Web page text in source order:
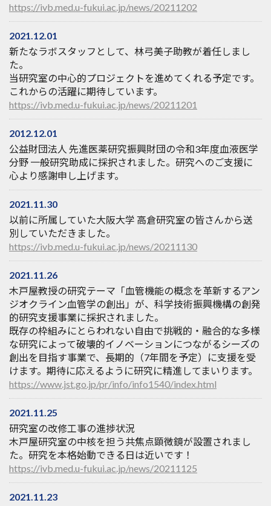
https://ivb.med.u-fukui.ac.jp/news/20211202
2021.12.01
新たなラボスタッフとして、林弓美子助教が着任しまし
た。
当研究室の中心的プロジェクトを進めてくれる予定です。
これからの活躍に期待しています。
https://ivb.med.u-fukui.ac.jp/news/20211201
2012.12.01
公益財団法人 先進医薬研究振興財団の令和3年度血液医学
分野 一般研究助成に採択されました。研究へのご支援に
心より感謝申し上げます。
2021.11.30
以前に所属していた大阪大学 高倉研究室の皆さんから送
別していただきました。
https://ivb.med.u-fukui.ac.jp/news/20211130
2021.11.26
木戸屋教授の研究テーマ「血管機能の概念を革新するアン
ジオクライン血管学の創出」が、科学技術振興機構の創発
的研究支援事業に採択されました。
既存の枠組みにとらわれない自由で挑戦的・融合的な多様
な研究によって破壊的イノベーションにつながるシーズの
創出を目指す事業で、長期的（7年間を予定）に支援を受
けます。期待に応えるように研究に精進してまいります。
https://www.jst.go.jp/pr/info/info1540/index.html
2021.11.25
研究室の改修工事の進捗状況
木戸屋研究室の中核を担う共焦点顕微鏡が設置されまし
た。研究を本格始動できる日は近いです！
https://ivb.med.u-fukui.ac.jp/news/20211125
2021.11.23